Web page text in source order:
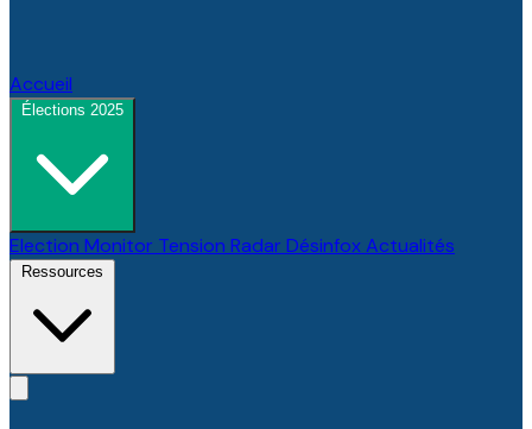
Accueil
Élections 2025
Election Monitor Tension Radar DésinfoxActualités
Ressources